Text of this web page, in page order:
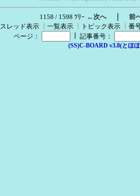
1158 / 1598 ﾂﾘｰ ←次へ｜ 前
スレッド表示 一覧表示 トピック表示
番
ページ：
記事番号：
(SS)C-BOARD v3.8(とほ